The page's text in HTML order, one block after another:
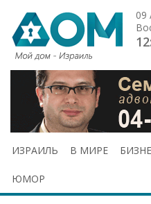
09
ИЗРАИЛЬ В МИРЕ
ЮМОР